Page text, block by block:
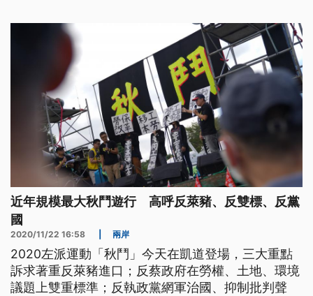
他也指出，爐渣、空汙、廢棄物問題蔓延中南部，毒
害台灣環境。 消費者文教基
近年規模最大秋鬥遊行 高呼反萊豬、反雙標、反黨
國
2020/11/22 16:58 兩岸
2020左派運動「秋鬥」今天在凱道登場，三大重點
訴求著重反萊豬進口；反蔡政府在勞權、土地、環境
議題上雙重標準；反執政黨網軍治國、抑制批判聲